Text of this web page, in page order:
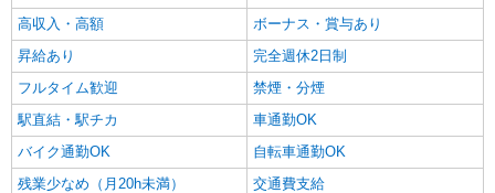
高収入・高額
ボーナス・賞与あり
昇給あり
完全週休2日制
フルタイム歓迎
禁煙・分煙
駅直結・駅チカ
車通勤OK
バイク通勤OK
自転車通勤OK
残業少なめ（月20h未満）
交通費支給